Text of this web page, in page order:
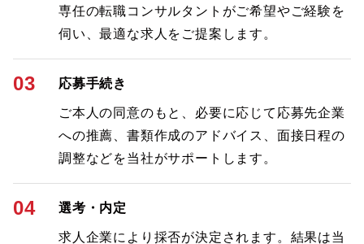
専任の転職コンサルタントがご希望やご経験を
伺い、最適な求人をご提案します。
03 応募手続き
ご本人の同意のもと、必要に応じて応募先企業
への推薦、書類作成のアドバイス、面接日程の
調整などを当社がサポートします。
04 選考・内定
求人企業により採否が決定されます。結果は当